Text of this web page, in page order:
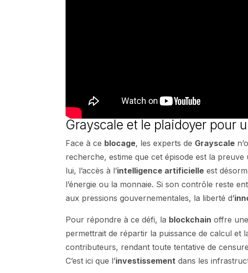
Grayscale et le plaidoyer pour
Face à ce blocage, les experts de Grayscale
recherche, estime que cet épisode est la
lui, l’accès à l’intelligence artificielle est
l’énergie ou la monnaie. Si son contrôle reste
aux pressions gouvernementales, la liberté d’
Pour répondre à ce défi, la blockchain offre
permettrait de répartir la puissance de calcul et
contributeurs, rendant toute tentative de
C’est ici que l’investissement dans les